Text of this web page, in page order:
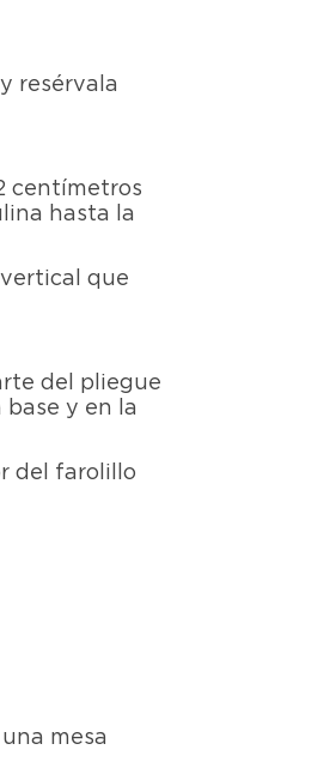
resérvala
centímetros
hasta la
que
del pliegue
y en la
del farolillo
mesa